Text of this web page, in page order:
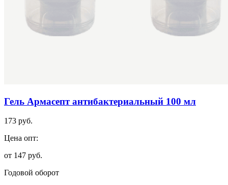
Гель Армасепт антибактериальный 100 мл
173 руб.
Цена опт:
от 147 руб.
Годовой оборот